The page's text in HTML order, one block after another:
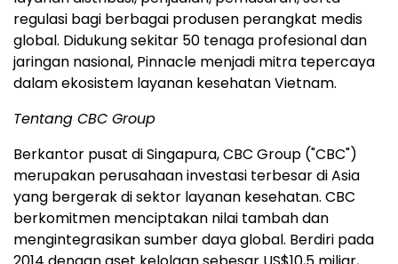
regulasi bagi berbagai produsen perangkat medis
global. Didukung sekitar 50 tenaga profesional dan
jaringan nasional, Pinnacle menjadi mitra tepercaya
dalam ekosistem layanan kesehatan Vietnam.
Tentang CBC Group
Berkantor pusat di Singapura, CBC Group ("CBC")
merupakan perusahaan investasi terbesar di Asia
yang bergerak di sektor layanan kesehatan. CBC
berkomitmen menciptakan nilai tambah dan
mengintegrasikan sumber daya global. Berdiri pada